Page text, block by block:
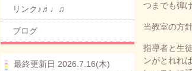
つまでも弾
当教室の方
指導者と生
ンがとれれ
リンク♪♬♩♫
ブログ
最終更新日 2026.7.16(木)